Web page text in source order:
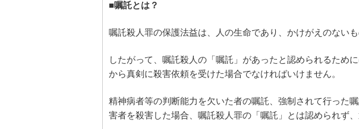
■嘱託とは？
嘱託殺人罪の保護法益は、人の生命であり、かけがえのないも
したがって、嘱託殺人の「嘱託」があったと認められるため
から真剣に殺害依頼を受けた場合でなければいけません。
精神病者等の判断能力を欠いた者の嘱託、強制されて行った
害者を殺害した場合、嘱託殺人罪の「嘱託」とは認められず